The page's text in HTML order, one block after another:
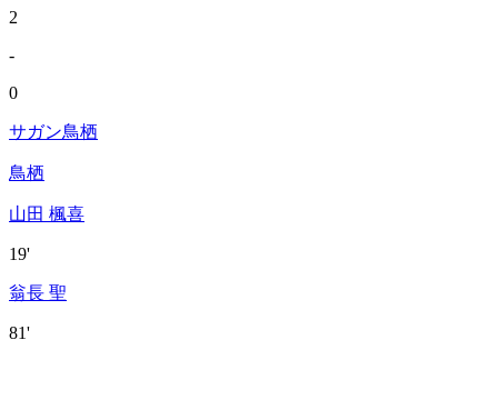
2
-
0
サガン鳥栖
鳥栖
山田 楓喜
19'
翁長 聖
81'